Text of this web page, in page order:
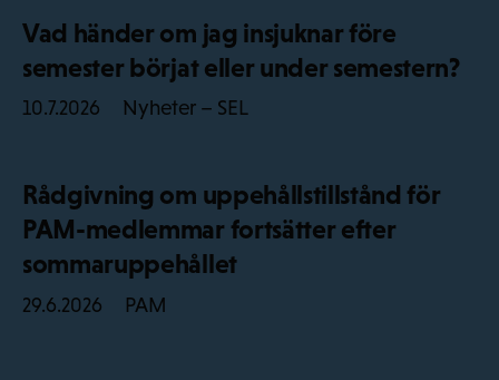
Vad händer om jag insjuknar före
semester börjat eller under semestern?
10.7.2026 Nyheter – SEL
Rådgivning om uppehållstillstånd för
PAM-medlemmar fortsätter efter
sommaruppehållet
29.6.2026 PAM